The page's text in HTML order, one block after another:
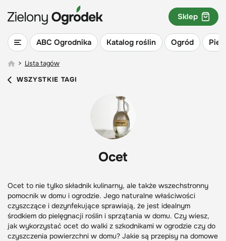
ABC Ogrodnika Katalog roślin Ogród
Sklep
> Lista tagów
WSZYSTKIE TAGI
Ocet
Ocet to nie tylko składnik kulinarny, ale także wszechstronny
pomocnik w domu i ogrodzie. Jego naturalne właściwości
czyszczące i dezynfekujące sprawiają, że jest idealnym
środkiem do pielęgnacji roślin i sprzątania w domu. Czy wiesz,
jak wykorzystać ocet do walki z szkodnikami w ogrodzie czy do
czyszczenia powierzchni w domu? Jakie są przepisy na domowe